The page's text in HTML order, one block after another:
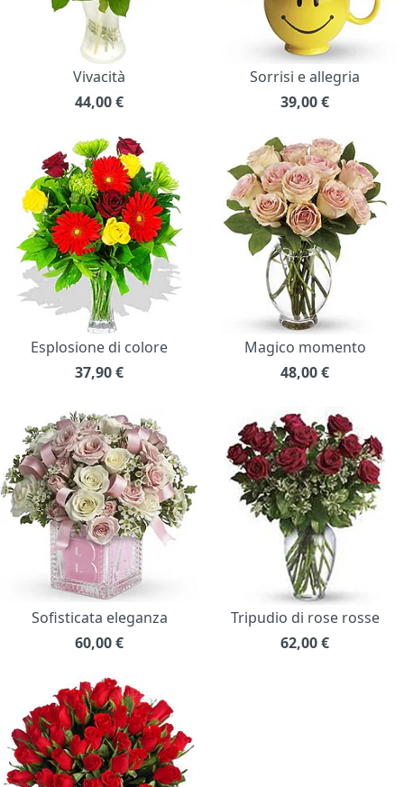
Vivacità
44,00€
Sorrisi e allegria
39,00€
Esplosione di colore
37,90€
Magico momento
48,00€
Sofisticata eleganza
60,00€
Tripudio di rose rosse
62,00€